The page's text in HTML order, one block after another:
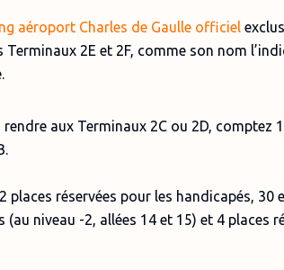
aéroport Charles de Gaulle officiel
Terminaux 2E et 2F, comme son nom
rendre aux Terminaux 2C ou 2D, comptez
places réservées pour les handicapés, 30
(au niveau -2, allées 14 et 15) et 4 places